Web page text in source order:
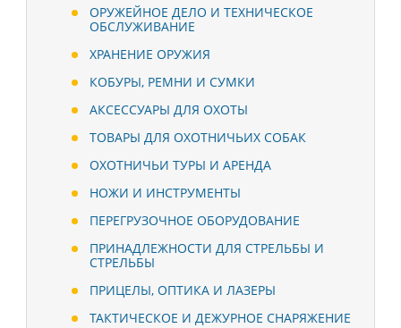
ОРУЖЕЙНОЕ ДЕЛО И ТЕХНИЧЕСКОЕ
ОБСЛУЖИВАНИЕ
ХРАНЕНИЕ ОРУЖИЯ
КОБУРЫ, РЕМНИ И СУМКИ
АКСЕССУАРЫ ДЛЯ ОХОТЫ
ТОВАРЫ ДЛЯ ОХОТНИЧЬИХ СОБАК
ОХОТНИЧЬИ ТУРЫ И АРЕНДА
НОЖИ И ИНСТРУМЕНТЫ
ПЕРЕГРУЗОЧНОЕ ОБОРУДОВАНИЕ
ПРИНАДЛЕЖНОСТИ ДЛЯ СТРЕЛЬБЫ И
СТРЕЛЬБЫ
ПРИЦЕЛЫ, ОПТИКА И ЛАЗЕРЫ
ТАКТИЧЕСКОЕ И ДЕЖУРНОЕ СНАРЯЖЕНИЕ